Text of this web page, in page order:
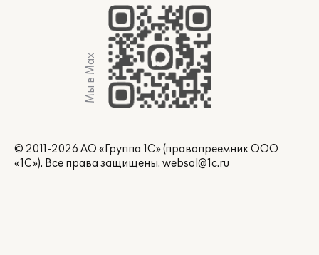
Мы в Max
© 2011-2026 АО «Группа 1С» (правопреемник ООО
«1С»). Все права защищены. websol@1c.ru